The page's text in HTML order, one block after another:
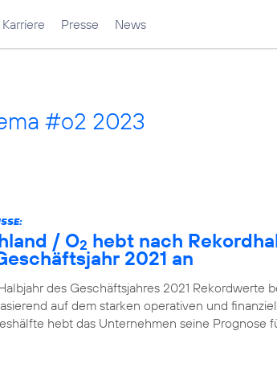
Karriere Presse News
#o2 2023
/ O2 hebt nach
2021 an
des Geschäftsjahres 2021 Rekordwerte
auf dem starken operativen und
hebt das Unternehmen seine Prognose